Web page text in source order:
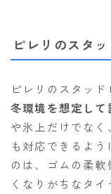
ピレリのスタ
ピレリのスタッド
冬環境を想定して
や氷上だけでな
も対応できるよ
のは、ゴムの柔
くなりがちなタイ